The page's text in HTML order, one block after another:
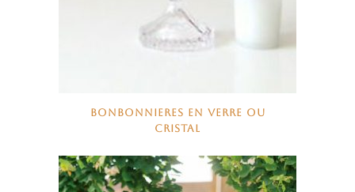
BONBONNIERES EN VERRE OU
CRISTAL